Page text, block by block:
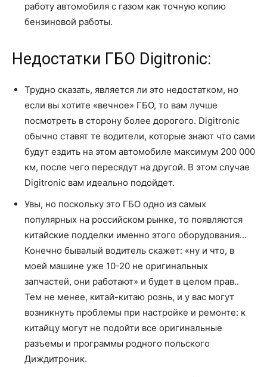
работу автомобиля с газом как точную копию
бензиновой работы.
Недостатки ГБО Digitronic:
Трудно сказать, является ли это недостатком, но
если вы хотите «вечное» ГБО, то вам лучше
посмотреть в сторону более дорогого. Digitronic
обычно ставят те водители, которые знают что сами
будут ездить на этом автомобиле максимум 200 000
км, после чего пересядут на другой. В этом случае
Digitronic вам идеально подойдет.
Увы, но поскольку это ГБО одно из самых
популярных на российском рынке, то появляются
китайские подделки именно этого оборудования…
Конечно бывалый водитель скажет: «ну и что, в
моей машине уже 10-20 не оригинальных
запчастей, они работают» и будет в целом прав..
Тем не менее, китай-китаю рознь, и у вас могут
возникнуть проблемы при настройке и ремонте: к
китайцу могут не подойти все оригинальные
разъемы и программы родного польского
Диждитроник.